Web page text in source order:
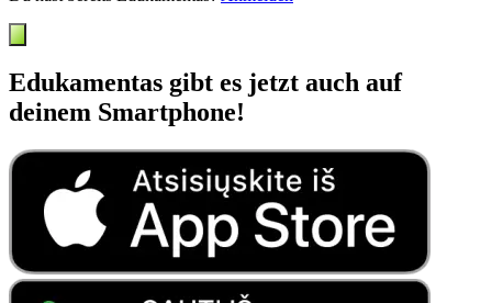
Edukamentas gibt es jetzt auch auf
deinem Smartphone!